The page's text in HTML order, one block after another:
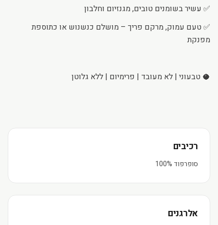
✅ עשיר בשומנים טובים, מגנזיום וחלבון
✅ טעם עמוק, מרקם פריך – מושלם כנשנוש או כתוספת
מפנקת
🥥 טבעוני | לא מעובד | פרימיום | ללא גלוטן
רכיבים
סופרפוד 100%
אלרגנים